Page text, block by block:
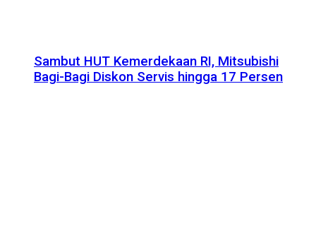
Sambut HUT Kemerdekaan RI, Mitsubishi
Bagi-Bagi Diskon Servis hingga 17 Persen